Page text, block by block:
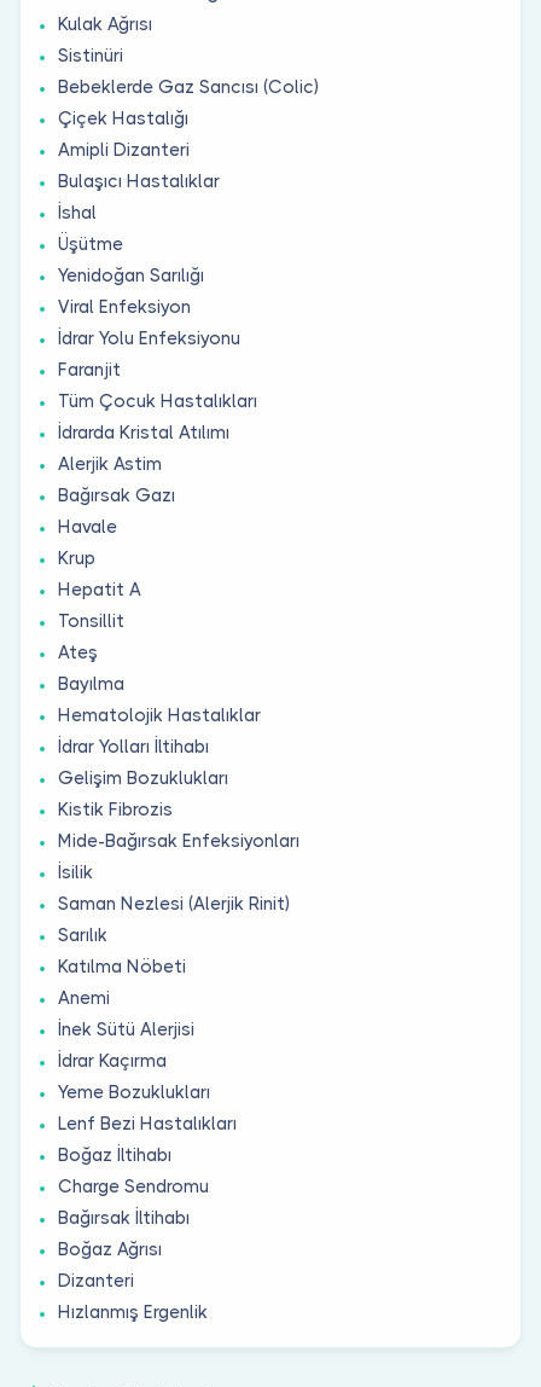
Kulak Ağrısı
Sistinüri
Bebeklerde Gaz Sancısı (Colic)
Çiçek Hastalığı
Amipli Dizanteri
Bulaşıcı Hastalıklar
İshal
Üşütme
Yenidoğan Sarılığı
Viral Enfeksiyon
İdrar Yolu Enfeksiyonu
Faranjit
Tüm Çocuk Hastalıkları
İdrarda Kristal Atılımı
Alerjik Astim
Bağırsak Gazı
Havale
Krup
Hepatit A
Tonsillit
Ateş
Bayılma
Hematolojik Hastalıklar
İdrar Yolları İltihabı
Gelişim Bozuklukları
Kistik Fibrozis
Mide-Bağırsak Enfeksiyonları
İsilik
Saman Nezlesi (Alerjik Rinit)
Sarılık
Katılma Nöbeti
Anemi
İnek Sütü Alerjisi
İdrar Kaçırma
Yeme Bozuklukları
Lenf Bezi Hastalıkları
Boğaz İltihabı
Charge Sendromu
Bağırsak İltihabı
Boğaz Ağrısı
Dizanteri
Hızlanmış Ergenlik